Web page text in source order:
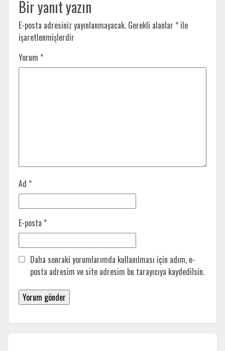
Bir yanıt yazın
E-posta adresiniz yayınlanmayacak. Gerekli alanlar * ile
işaretlenmişlerdir
Yorum *
Ad *
E-posta *
Daha sonraki yorumlarımda kullanılması için adım, e-
posta adresim ve site adresim bu tarayıcıya kaydedilsin.